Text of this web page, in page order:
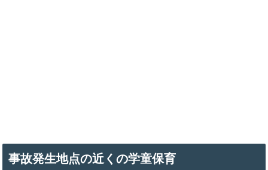
事故発生地点の近くの学童保育